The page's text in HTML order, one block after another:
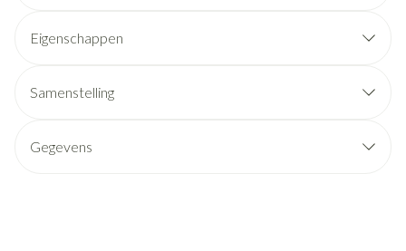
Eigenschappen
Samenstelling
Gegevens